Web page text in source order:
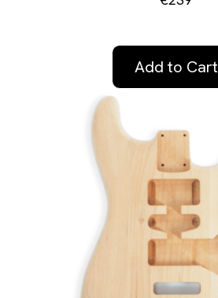
Add to Cart